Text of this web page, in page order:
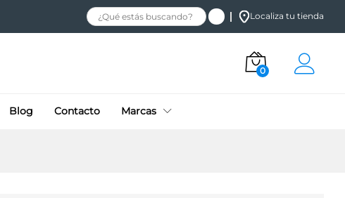
Localiza tu tienda
0
Blog Contacto Marcas